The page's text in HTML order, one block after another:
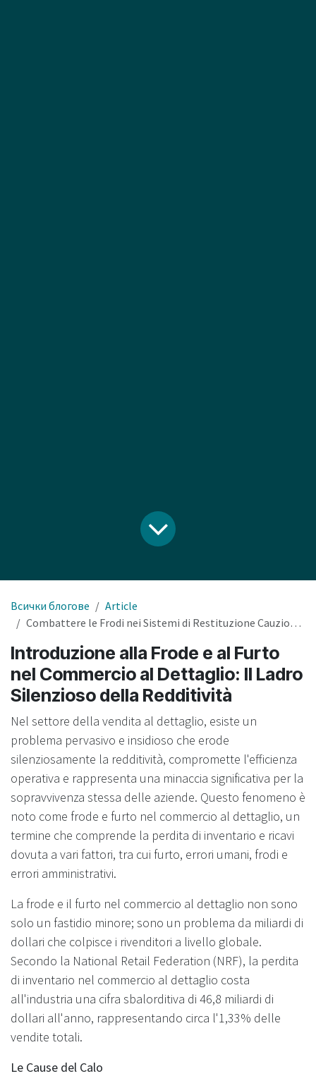
Всички блогове
Article
Combattere le Frodi nei Sistemi di Restituzione Cauzionale: Il Ruolo della Tecnologia Avanzata nelle Reverse Vending Machines
Introduzione alla Frode e al Furto
nel Commercio al Dettaglio: Il Ladro
Silenzioso della Redditività
Nel settore della vendita al dettaglio, esiste un
problema pervasivo e insidioso che erode
silenziosamente la redditività, compromette l'efficienza
operativa e rappresenta una minaccia significativa per la
sopravvivenza stessa delle aziende. Questo fenomeno è
noto come frode e furto nel commercio al dettaglio, un
termine che comprende la perdita di inventario e ricavi
dovuta a vari fattori, tra cui furto, errori umani, frodi e
errori amministrativi.
La frode e il furto nel commercio al dettaglio non sono
solo un fastidio minore; sono un problema da miliardi di
dollari che colpisce i rivenditori a livello globale.
Secondo la National Retail Federation (NRF), la perdita
di inventario nel commercio al dettaglio costa
all'industria una cifra sbalorditiva di 46,8 miliardi di
dollari all'anno, rappresentando circa l'1,33% delle
vendite totali.
Le Cause del Calo